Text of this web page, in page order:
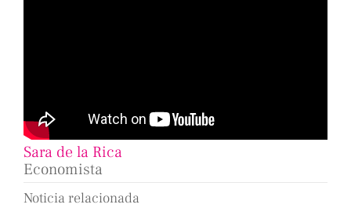
Sara de la Rica
Economista
Noticia relacionada